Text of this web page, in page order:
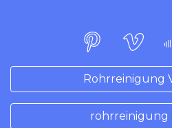
Rohrreinigung
rohrreinigung